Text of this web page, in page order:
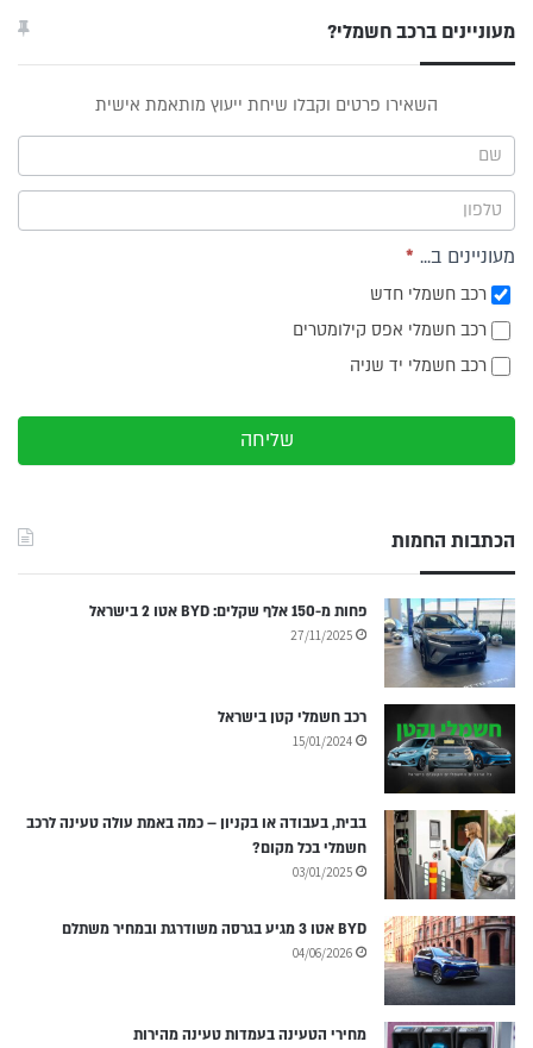
מעוניינים ברכב חשמלי?
תפריט
צד
השאירו פרטים וקבלו שיחת ייעוץ מותאמת אישית
מעוניינים ב... *
רכב חשמלי חדש
רכב חשמלי אפס קילומטרים
רכב חשמלי יד שניה
שליחה
הכתבות החמות
פחות מ-150 אלף שקלים: BYD אטו 2 בישראל
27/11/2025
רכב חשמלי קטן בישראל
15/01/2024
בבית, בעבודה או בקניון – כמה באמת עולה טעינה לרכב
חשמלי בכל מקום?
03/01/2025
BYD אטו 3 מגיע בגרסה משודרגת ובמחיר משתלם
04/06/2026
מחירי הטעינה בעמדות טעינה מהירות